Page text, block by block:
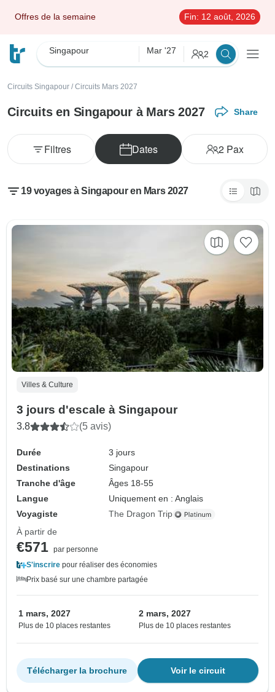
Offres de la semaine Fin: 12 août, 2026
Singapour Mar '27 2
Circuits Singapour / Circuits Mars 2027
Circuits en Singapour à Mars 2027 Share
Dates 2Pax
Filtres
19 voyages à Singapour en Mars 2027
Villes & Culture
3 jours d'escale à Singapour
3.8 (5 avis)
Durée
3 jours
Destinations
Singapour
Tranche d'âge
Âges 18-55
Langue
Uniquement en : Anglais
Voyagiste
The Dragon Trip
À partir de
€571 par personne
S'inscrire pour réaliser des économies
Prix basé sur une chambre partagée
1 mars, 2027
Plus de 10 places restantes
2 mars, 2027
Plus de 10 places restantes
Voir le circuit
Télécharger la brochure